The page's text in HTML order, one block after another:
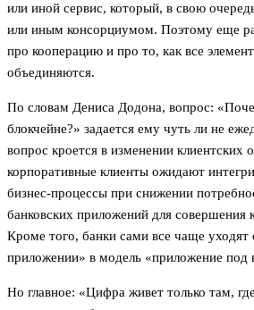
или иной сервис, который, в свою
или иным консорциумом. Поэтому еще
про кооперацию и про то, как все
объединяются.
По словам Дениса Додона, вопрос:
блокчейне?» задается ему чуть ли не
вопрос кроется в изменении клиентских
корпоративные клиенты ожидают
бизнес-процессы при снижении
банковских приложений для совершения
Кроме того, банки сами все чаще уходят
приложении» в модель «приложение под
Но главное: «Цифра живет только там,